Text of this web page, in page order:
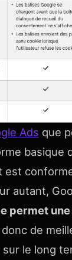
Ads que
basique
est
autant,
permet
de
le long